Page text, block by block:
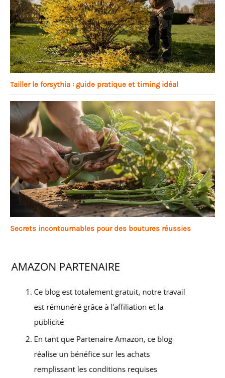
Tailler le forsythia : guide pratique et timing idéal
Secrets incontournables pour des boutures réussies